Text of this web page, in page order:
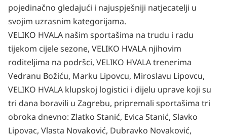
pojedinačno gledajući i najuspješniji natjecatelji u
svojim uzrasnim kategorijama.
VELIKO HVALA našim sportašima na trudu i radu
tijekom cijele sezone, VELIKO HVALA njihovim
roditeljima na podršci, VELIKO HVALA trenerima
Vedranu Božiću, Marku Lipovcu, Miroslavu Lipovcu,
VELIKO HVALA klupskoj logistici i dijelu uprave koji su
tri dana boravili u Zagrebu, pripremali sportašima tri
obroka dnevno: Zlatko Stanić, Evica Stanić, Slavko
Lipovac, Vlasta Novaković, Dubravko Novaković,